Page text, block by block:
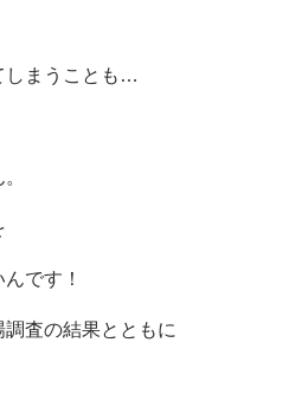
しまうことも…
です！
査の結果とともに